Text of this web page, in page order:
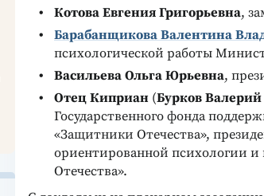
Котова Евгения Григорьевна,
Барабанщикова Валентина
психологической работы
Васильева Ольга Юрьевна,
Отец Киприан (Бурков
Государственного фонда
«Защитники Отечества»,
ориентированной психологии и
Отечества».